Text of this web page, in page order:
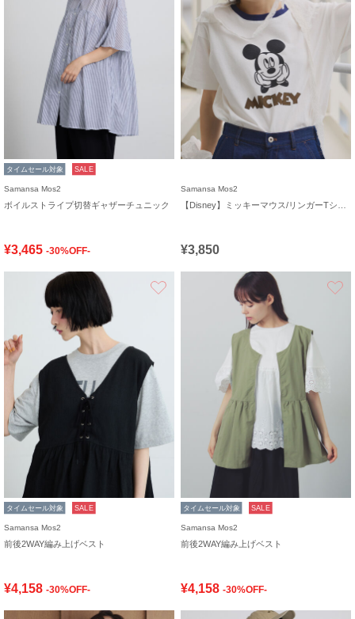
タイムセール対象 SALE
Samansa Mos2
ボイルストライプ切替ギャザーチュニック
¥3,465 -30%OFF-
Samansa Mos2
¥3,850
タイムセール対象 SALE
Samansa Mos2
前後2WAY編み上げベスト
¥4,158 -30%OFF-
タイムセール対象 SALE
Samansa Mos2
前後2WAY編み上げベスト
¥4,158 -30%OFF-